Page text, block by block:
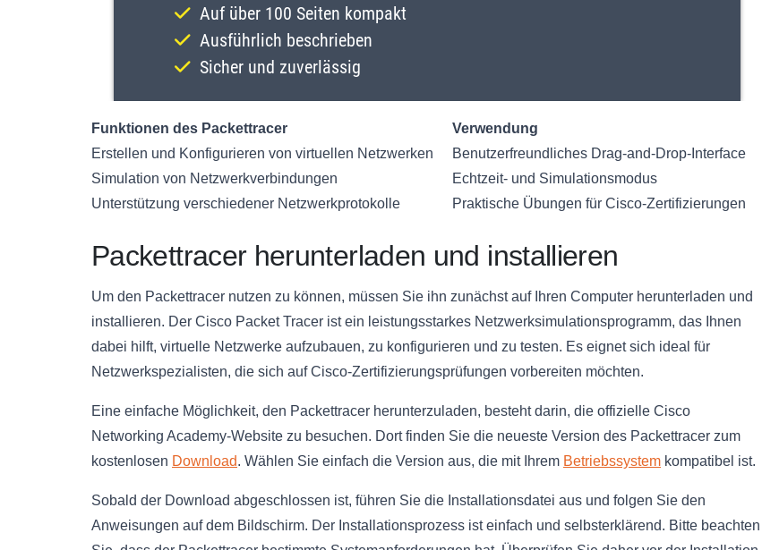
Funktionen des Packettracer
Verwendung
Erstellen und Konfigurieren von virtuellen Netzwerken
Benutzerfreundliches Drag-and-Drop-Interface
Simulation von Netzwerkverbindungen
Echtzeit- und Simulationsmodus
Unterstützung verschiedener Netzwerkprotokolle
Praktische Übungen für Cisco-Zertifizierungen
Packettracer herunterladen und installieren
Um den Packettracer nutzen zu können, müssen Sie ihn zunächst auf Ihren Computer herunterladen und
installieren. Der Cisco Packet Tracer ist ein leistungsstarkes Netzwerksimulationsprogramm, das Ihnen
dabei hilft, virtuelle Netzwerke aufzubauen, zu konfigurieren und zu testen. Es eignet sich ideal für
Netzwerkspezialisten, die sich auf Cisco-Zertifizierungsprüfungen vorbereiten möchten.
Eine einfache Möglichkeit, den Packettracer herunterzuladen, besteht darin, die offizielle Cisco
Networking Academy-Website zu besuchen. Dort finden Sie die neueste Version des Packettracer zum
kostenlosen Download. Wählen Sie einfach die Version aus, die mit Ihrem Betriebssystem kompatibel ist.
Sobald der Download abgeschlossen ist, führen Sie die Installationsdatei aus und folgen Sie den
Anweisungen auf dem Bildschirm. Der Installationsprozess ist einfach und selbsterklärend. Bitte beachten